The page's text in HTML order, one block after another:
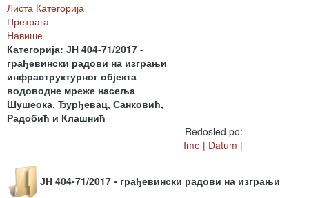
Листа Категорија
Претрага
Навише
Категорија: ЈН 404-71/2017 -
грађевински радови на изграњи
инфраструктурног објекта
водоводне мреже насеља
Шушеока, Ђурђевац, Санковић,
Радобић и Клашнић
Redosled po:
Ime | Datum |
ЈН 404-71/2017 - грађевински радови на изграњи